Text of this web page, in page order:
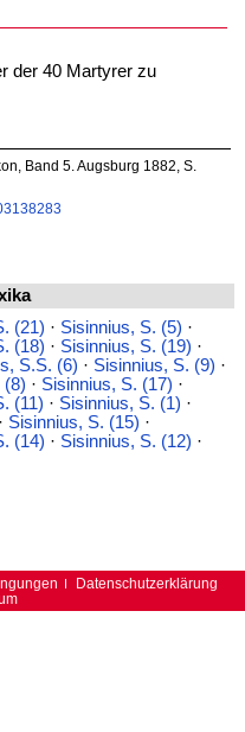
der 40 Martyrer zu
Band 5. Augsburg 1882, S.
(21) · Sisinnius, S. (5) ·
(18) · Sisinnius, S. (19) ·
S.S. (6) · Sisinnius, S. (9) ·
(8) · Sisinnius, S. (17) ·
(11) · Sisinnius, S. (1) ·
· Sisinnius, S. (15) ·
(14) · Sisinnius, S. (12) ·
Datenschutzerklärung